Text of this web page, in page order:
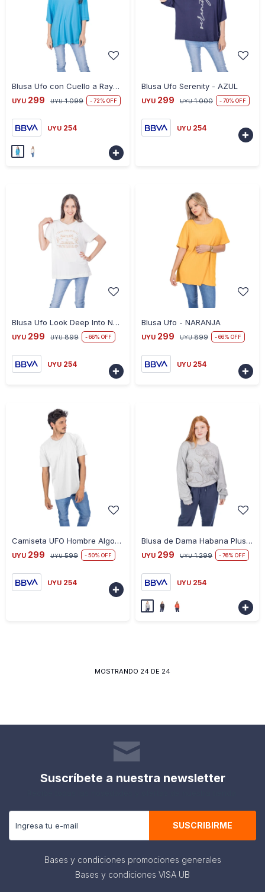
Blusa Ufo con Cuello a Rayas - CELESTE
UYU 299 UYU 1.099 72
UYU 254
-

Blusa Ufo Serenity - AZUL
UYU 299 UYU 1.000 70
UYU 254

Blusa Ufo Look Deep Into Nature - BLANCO
UYU 299 UYU 899 66
UYU 254
-

Blusa Ufo - NARANJA
UYU 299 UYU 899 66
UYU 254
-

Camiseta UFO Hombre Algodón - BLANCO
UYU 299 UYU 599 50
UYU 254
-

Blusa de Dama Habana Plus - GRIS
UYU 299 UYU 1.299 76
UYU 254
-

MOSTRANDO 24 DE 24
Suscríbete a nuestra newsletter
SUSCRIBIRME
Bases y condiciones promociones generales
Bases y condiciones VISA UB